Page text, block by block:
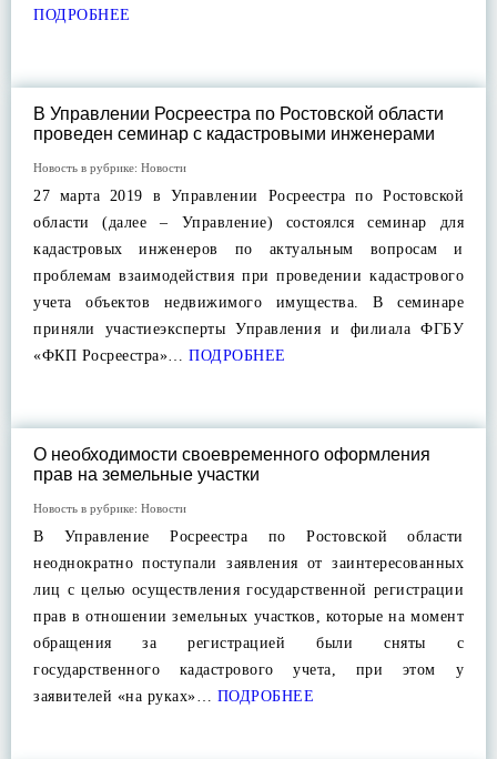
ПОДРОБНЕЕ
В Управлении Росреестра по Ростовской области
проведен семинар с кадастровыми инженерами
Новость в рубрике: Новости
27 марта 2019 в Управлении Росреестра по Ростовской
области (далее – Управление) состоялся семинар для
кадастровых инженеров по актуальным вопросам и
проблемам взаимодействия при проведении кадастрового
учета объектов недвижимого имущества. В семинаре
приняли участиеэксперты Управления и филиала ФГБУ
«ФКП Росреестра»… ПОДРОБНЕЕ
О необходимости своевременного оформления
прав на земельные участки
Новость в рубрике: Новости
В Управление Росреестра по Ростовской области
неоднократно поступали заявления от заинтересованных
лиц с целью осуществления государственной регистрации
прав в отношении земельных участков, которые на момент
обращения за регистрацией были сняты с
государственного кадастрового учета, при этом у
заявителей «на руках»… ПОДРОБНЕЕ